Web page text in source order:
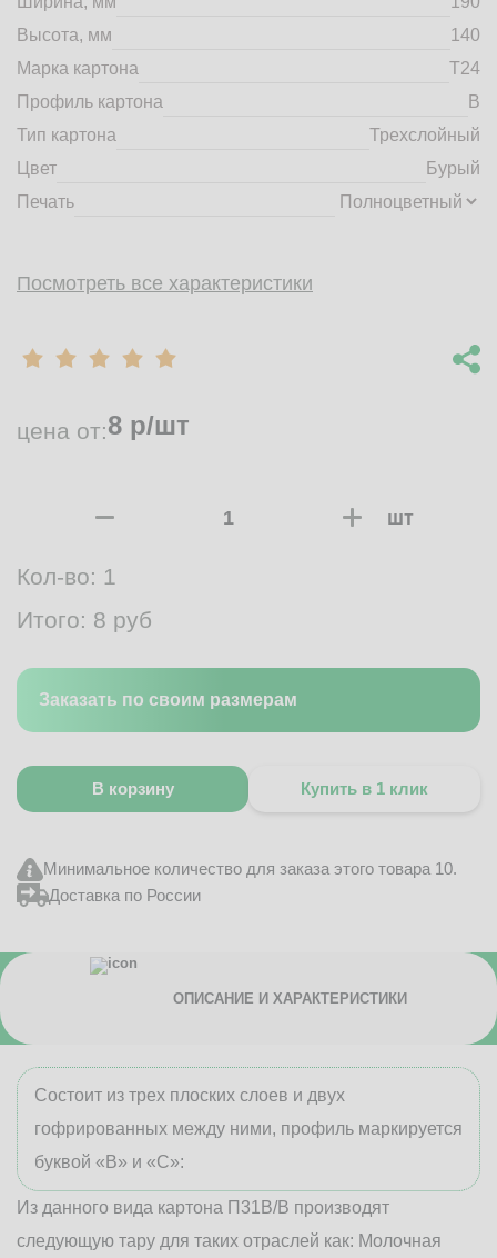
+7 (4832) 71-44-42
г. Брянск, Белобережская улица, 1А
© 2014 - 2026 | ООО ТД "Брянский картон" Все права защищены,
материалов с сайта строго запрещено.
Высота, мм
140
Марка картона
Т24
Профиль картона
B
Тип картона
Трехслойный
Цвет
Бурый
Печать
Посмотреть все характеристики
цена от:8 р/шт
шт
Кол-во: 1
Итого: 8 руб
Заказать по своим размерам
В корзину Купить в 1 клик
Минимальное количество для заказа этого товара 10.
Доставка по России
ОПИСАНИЕ И ХАРАКТЕРИСТИКИ
Состоит из трех плоских слоев и двух
гофрированных между ними, профиль маркируется
буквой «В» и «С»:
Из данного вида картона П31В/B производят
следующую тару для таких отраслей как: Молочная